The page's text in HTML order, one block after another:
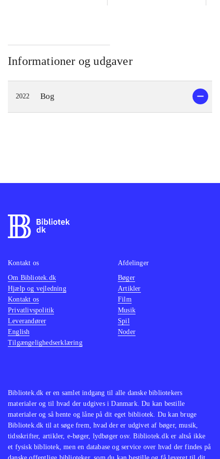
Informationer og udgaver
2022 Bog
Bibliotek.dk er en samlet indgang til alle danske bibliotekers
materialer og til hvad der udgives i Danmark. Du kan bestille
materialer og så hente og låne på dit eget bibliotek. Du kan bruge
Bibliotek.dk til at søge frem, hvad der er udgivet af bøger, musik,
tidsskrifter, artikler, e-bøger, lydbøger osv. Bibliotek.dk er altså ikke
et fysisk bibliotek, men en database og service over hvad der findes på
Kontakt os
Om Bibliotek.dk
Hjælp og vejledning
Kontakt os
Privatlivspolitik
Leverandører
English
Tilgængelighedserklæring
Afdelinger
Bøger
Artikler
Film
Musik
Spil
Noder